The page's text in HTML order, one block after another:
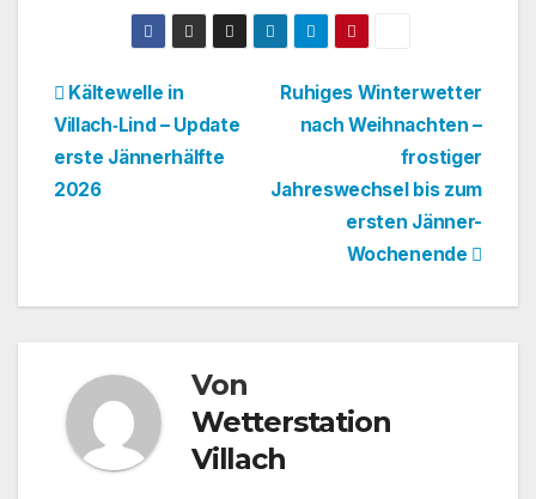
Beitragsnavigation
Ruhiges Winterwetter
nach Weihnachten –
frostiger
Jahreswechsel bis zum
ersten Jänner-
Wochenende
Kältewelle in
Villach‑Lind – Update
erste Jännerhälfte
2026
Von
Wetterstation
Villach